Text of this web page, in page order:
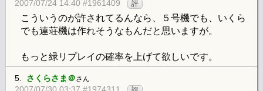
2007/07/24 14:40 #1961409 評
こういうのが許されてるんなら、５号機でも、いくら
でも連荘機は作れそうなもんだと思いますが。
もっと緑リプレイの確率を上げて欲しいです。
5. さくらさま＠さん
2007/07/30 03:37 #1974311